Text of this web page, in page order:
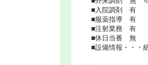
■入院調剤 有
■服薬指導 有
■注射業務 有
■休日当番 無
■設備情報・・・